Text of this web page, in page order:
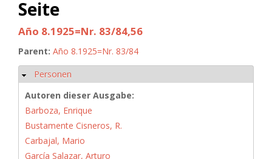
Seite
Año 8.1925=Nr. 83/84,56
Parent: Año 8.1925=Nr. 83/84
Hide
Personen
Autoren dieser Ausgabe:
Barboza, Enrique
Bustamente Cisneros, R.
Carbajal, Mario
García Salazar, Arturo